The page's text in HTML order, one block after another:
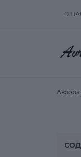
О
Аврора